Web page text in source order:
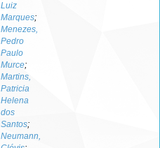
Luiz
Marques;
Menezes,
Pedro
Paulo
Murce;
Martins,
Patricia
Helena
dos
Santos;
Neumann,